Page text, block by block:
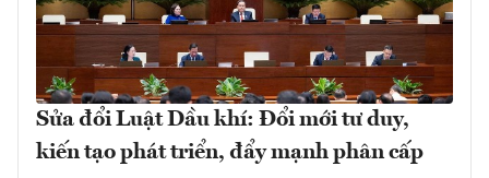
Sửa đổi Luật Dầu khí: Đổi mới tư duy,
kiến tạo phát triển, đẩy mạnh phân cấp